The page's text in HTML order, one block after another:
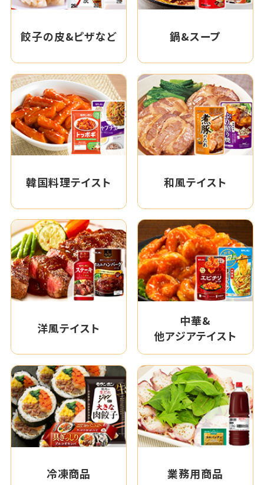
餃子の皮&ピザなど 鍋&スープ
韓国料理テイスト 和風テイスト
洋風テイスト
中華&
他アジアテイスト
冷凍商品 業務用商品